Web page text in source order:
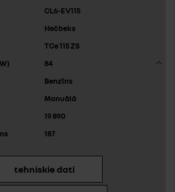
CL6-EV115
Hečbeks
TCe 115 ZS
84
Benzīns
Manuālā
19 890
187
tehniskie dati